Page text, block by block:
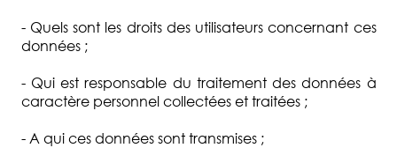
COMMISSAIRE
PRISEUR
ACTUALITÉS
FAQ
- Quels sont les droits des utilisateurs concernant ces
données ;
- Qui est responsable du traitement des données à
caractère personnel collectées et traitées ;
- A qui ces données sont transmises ;